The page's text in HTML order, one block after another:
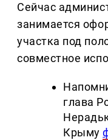
Сейчас
занимается
участка под
совместное
глава
Крыму